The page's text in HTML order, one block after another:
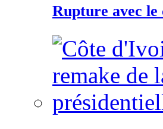
Rupture avec le